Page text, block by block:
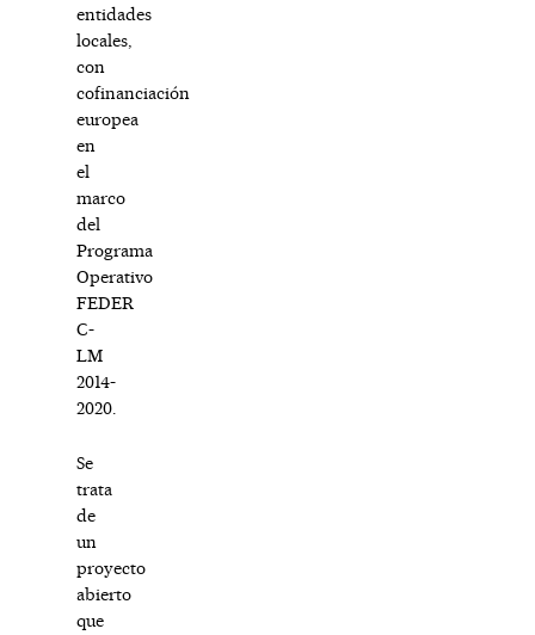
entidades
locales,
con
cofinanciación
europea
en
el
marco
del
Programa
Operativo
FEDER
C-
LM
2014-
2020.
Se
trata
de
un
proyecto
abierto
que